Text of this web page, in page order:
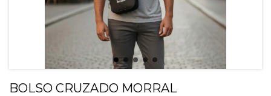
BOLSO CRUZADO MORRAL